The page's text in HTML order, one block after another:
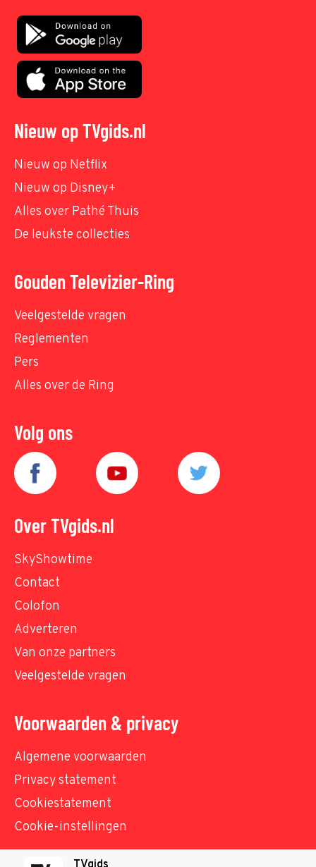
Nieuw op TVgids.nl
Nieuw op Netflix
Nieuw op Disney+
Alles over Pathé Thuis
De leukste collecties
Gouden Televizier-Ring
Veelgestelde vragen
Reglementen
Pers
Alles over de Ring
Volg ons
Over TVgids.nl
SkyShowtime
Contact
Colofon
Adverteren
Van onze partners
Veelgestelde vragen
Voorwaarden & privacy
Algemene voorwaarden
Privacy statement
Cookiestatement
Cookie-instellingen